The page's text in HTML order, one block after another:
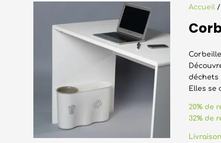
Accueil /
déchets
Elles se
20% de
32% de